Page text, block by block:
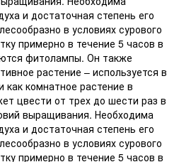
и достаточная степень его
в условиях сурового
примерно в течение 5 часов в
фитолампы. Он также
растение – используется в
как комнатное растение в
цвести от трех до шести раз в
выращивания. Необходима
и достаточная степень его
в условиях сурового
примерно в течение 5 часов в